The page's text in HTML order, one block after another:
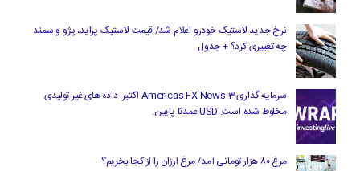
نرخ جدید لاستیک خودرو اعلام شد/ قیمت لاستیک پراید، پژو و سمند
چه تغییری کرد؟ + جدول
سرمایه گذاری Americas FX News 3 اکتبر: داده های غیر تولیدی
مخلوط شده است. USD عمدتا پایین.
مرغ ۸۰ هزار تومانی آمد/ مرغ ارزان را از کجا بخریم؟